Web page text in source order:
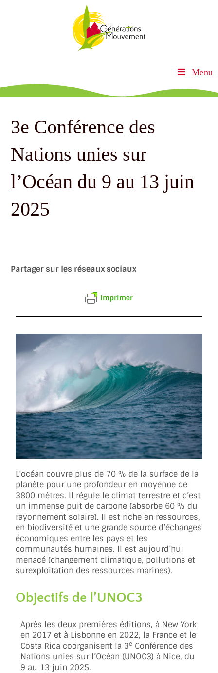
Menu
3e Conférence des
Nations unies sur
l’Océan du 9 au 13 juin
2025
Partager sur les réseaux sociaux
Imprimer
L’océan couvre plus de 70 % de la surface de la
planète pour une profondeur en moyenne de
3800 mètres. Il régule le climat terrestre et c’est
un immense puit de carbone (absorbe 60 % du
rayonnement solaire). Il est riche en ressources,
en biodiversité et une grande source d’échanges
économiques entre les pays et les
communautés humaines. Il est aujourd’hui
menacé (changement climatique, pollutions et
surexploitation des ressources marines).
Objectifs de l’UNOC3
Après les deux premières éditions, à New York
en 2017 et à Lisbonne en 2022, la France et le
Costa Rica coorganisent la 3e Conférence des
Nations unies sur l’Océan (UNOC3) à Nice, du
9 au 13 juin 2025.